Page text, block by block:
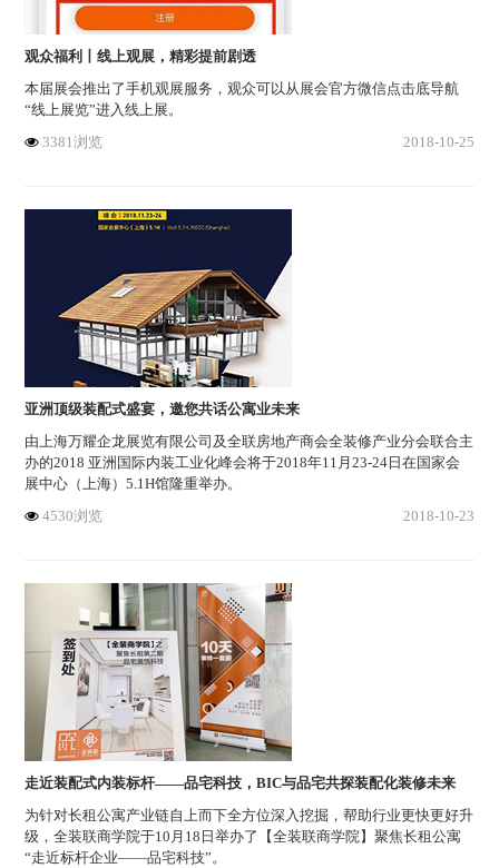
观众福利丨线上观展，精彩提前剧透
本届展会推出了手机观展服务，观众可以从展会官方微信点击底导航
“线上展览”进入线上展。
3381浏览
2018-10-25
亚洲顶级装配式盛宴，邀您共话公寓业未来
由上海万耀企龙展览有限公司及全联房地产商会全装修产业分会联合主
办的2018 亚洲国际内装工业化峰会将于2018年11月23-24日在国家会
展中心（上海）5.1H馆隆重举办。
4530浏览
2018-10-23
走近装配式内装标杆——品宅科技，BIC与品宅共探装配化装修未来
为针对长租公寓产业链自上而下全方位深入挖掘，帮助行业更快更好升
级，全装联商学院于10月18日举办了【全装联商学院】聚焦长租公寓
“走近标杆企业——品宅科技”。